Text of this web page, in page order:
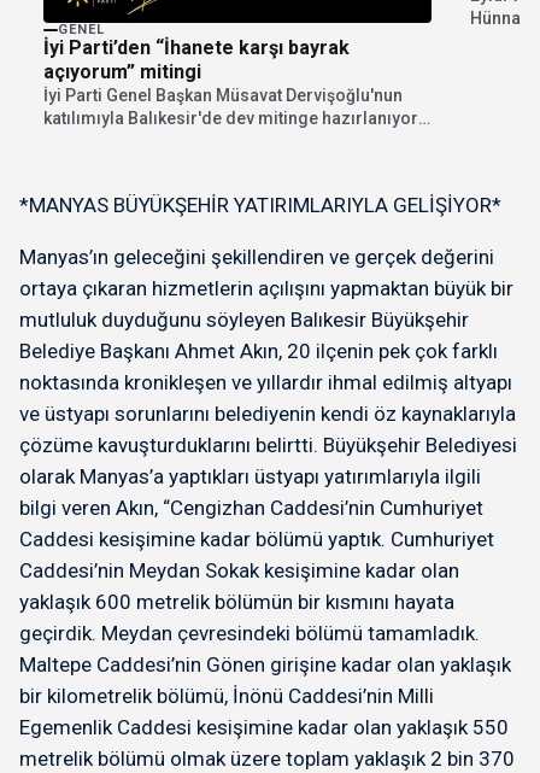
GENEL
İyi Parti’den “İhanete karşı bayrak
açıyorum” mitingi
İyi Parti Genel Başkan Müsavat Dervişoğlu'nun
katılımıyla Balıkesir'de dev mitinge hazırlanıyor.
Hünnap
*MANYAS BÜYÜKŞEHİR YATIRIMLARIYLA GELİŞİYOR*
Manyas’ın geleceğini şekillendiren ve gerçek değerini
ortaya çıkaran hizmetlerin açılışını yapmaktan büyük bir
mutluluk duyduğunu söyleyen Balıkesir Büyükşehir
Belediye Başkanı Ahmet Akın, 20 ilçenin pek çok farklı
noktasında kronikleşen ve yıllardır ihmal edilmiş altyapı
ve üstyapı sorunlarını belediyenin kendi öz kaynaklarıyla
çözüme kavuşturduklarını belirtti. Büyükşehir Belediyesi
olarak Manyas’a yaptıkları üstyapı yatırımlarıyla ilgili
bilgi veren Akın, “Cengizhan Caddesi’nin Cumhuriyet
Caddesi kesişimine kadar bölümü yaptık. Cumhuriyet
Caddesi’nin Meydan Sokak kesişimine kadar olan
yaklaşık 600 metrelik bölümün bir kısmını hayata
geçirdik. Meydan çevresindeki bölümü tamamladık.
Maltepe Caddesi’nin Gönen girişine kadar olan yaklaşık
bir kilometrelik bölümü, İnönü Caddesi’nin Milli
Egemenlik Caddesi kesişimine kadar olan yaklaşık 550
metrelik bölümü olmak üzere toplam yaklaşık 2 bin 370